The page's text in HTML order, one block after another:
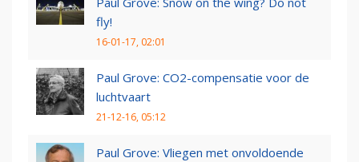
fly!
16-01-17, 02:01
Paul Grove: CO2-compensatie voor de
luchtvaart
21-12-16, 05:12
Paul Grove: Vliegen met onvoldoende